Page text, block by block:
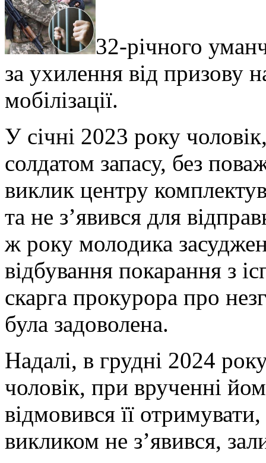
32-річного
за ухилення від призову
мобілізації.
У січні 2023 року
солдатом запасу, без
виклик центру
та не з’явився для
ж року молодика
відбування покарання з
скарга прокурора про
була задоволена.
Надалі, в грудні 2024
чоловік, при врученні
відмовився її
викликом не з’явився,